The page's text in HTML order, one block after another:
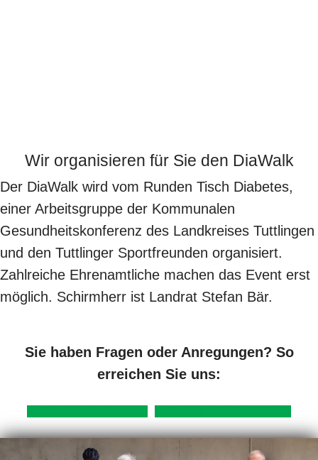
Wir organisieren für Sie den DiaWalk
Der DiaWalk wird vom Runden Tisch Diabetes,
einer Arbeitsgruppe der Kommunalen
Gesundheitskonferenz des Landkreises Tuttlingen
und den Tuttlinger Sportfreunden organisiert.
Zahlreiche Ehrenamtliche machen das Event erst
möglich. Schirmherr ist Landrat Stefan Bär.
Sie haben Fragen oder Anregungen? So
erreichen Sie uns: